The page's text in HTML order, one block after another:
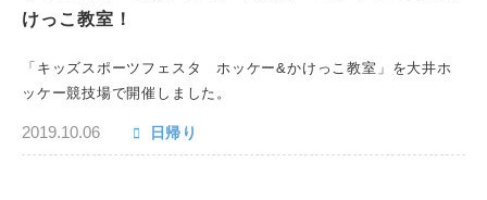
けっこ教室！
「キッズスポーツフェスタ ホッケー&かけっこ教室」を大井ホ
ッケー競技場で開催しました。
2019.10.06 日帰り